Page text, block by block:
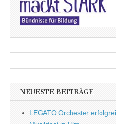
NEUESTE BEITRÄGE
LEGATO Orchester